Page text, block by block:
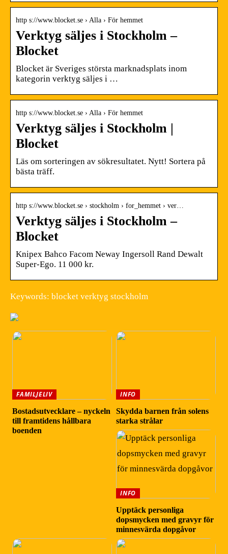
http s://www.blocket.se › Alla › För hemmet
Verktyg säljes i Stockholm –
Blocket
Blocket är Sveriges största marknadsplats inom
kategorin verktyg säljes i …
http s://www.blocket.se › Alla › För hemmet
Verktyg säljes i Stockholm |
Blocket
Läs om sorteringen av sökresultatet. Nytt! Sortera på
bästa träff.
http s://www.blocket.se › stockholm › for_hemmet › ver…
Verktyg säljes i Stockholm –
Blocket
Knipex Bahco Facom Neway Ingersoll Rand Dewalt
Super-Ego. 11 000 kr.
Keywords: blocket verktyg stockholm
FAMILJELIV
Bostadsutvecklare – nyckeln
till framtidens hållbara
boenden
INFO
Skydda barnen från solens
starka strålar
INFO
Upptäck personliga
dopsmycken med gravyr för
minnesvärda dopgåvor